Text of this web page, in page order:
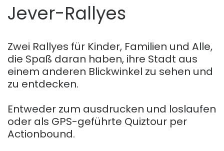
Jever-Rallyes
Zwei Rallyes für Kinder, Familien und Alle,
die Spaß daran haben, ihre Stadt aus
einem anderen Blickwinkel zu sehen und
zu entdecken.
Entweder zum ausdrucken und loslaufen
oder als GPS-geführte Quiztour per
Actionbound.